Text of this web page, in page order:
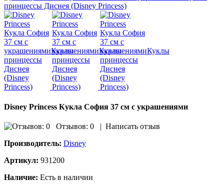
Disney Princess Кукла София 37 см с украшениями
Отзывов: 0 | Написать отзыв
Производитель: Disney
Артикул: 931200
Наличие: Есть в наличии